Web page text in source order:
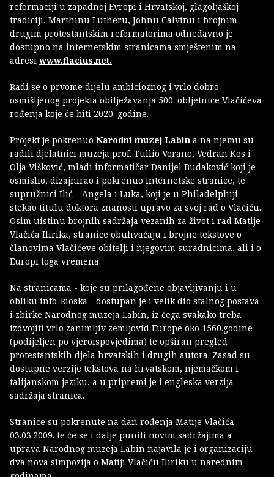
reformaciji u zapadnoj Evropi i Hrvatskoj, glagoljaškoj
tradiciji, Marthinu Lutheru, Johnu Calvinu i brojnim
drugim protestantskim reformatorima odnedavno je
dostupno na internetskim stranicama smještenim na
adresi www.flacius.net.
Radi se o prvome dijelu ambicioznog i vrlo dobro
osmišljenog projekta obilježavanja 500. obljetnice Vlačićeva
rođenja koje će biti 2020. godine.
Projekt je pokrenuo Narodni muzej Labin a na njemu su
radili djelatnici muzeja prof. Tullio Vorano, Vedran Kos i
Olja Višković, mladi informatičar Danijel Budaković koji je
osmislio, dizajnirao i pokrenuo internetske stranice, te
supružnici Ilić – Angela i Luka, koji je u Philadelphiji
stekao titulu doktora znanosti upravo za svoj rad o Vlačiću.
Osim uistinu brojnih sadržaja vezanih za život i rad Matije
Vlačića Ilirika, stranice obuhvaćaju i brojne tekstove o
članovima Vlačićeve obitelji i njegovim suradnicima, ali i o
Europi toga vremena.
Na stranicama - koje su prilagođene objavljivanju i u
obliku info-kioska - dostupan je i velik dio stalnog postava
i zbirke Narodnog muzeja Labin, iz čega svakako treba
izdvojiti vrlo zanimljiv zemljovid Europe oko 1560.godine
(podijeljen po vjeroispovjedima) te opširan pregled
protestantskih djela hrvatskih i drugih autora. Zasad su
dostupne verzije tekstova na hrvatskom, njemačkom i
talijanskom jeziku, a u pripremi je i engleska verzija
sadržaja stranica.
Stranice su pokrenute na dan rođenja Matije Vlačića
03.03.2009. te će se i dalje puniti novim sadržajima a
uprava Narodnog muzeja Labin najavila je i organizaciju
dva nova simpozija o Matiji Vlačiću Iliriku u narednim